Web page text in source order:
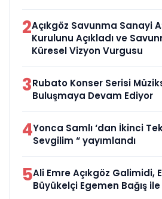
2Açıkgöz Savunma Sanayi
Kurulunu Açıkladı ve
Küresel Vizyon Vurgusu
3Rubato Konser Serisi
Buluşmaya Devam Ediyor
4Yonca Samlı ‘dan İkinci
Sevgilim “ yayımlandı
5Ali Emre Açıkgöz Galimidi,
Büyükelçi Egemen Bağış